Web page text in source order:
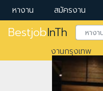
หางาน สมัครงาน
BestjobInTh
งานกรุงเทพ